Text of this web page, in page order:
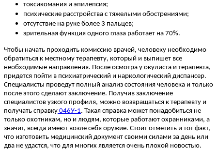
токсикомания и эпилепсия;
психические расстройства с тяжелыми обострениями;
отсутствие на руке более 3 пальцев;
зрительная функция одного глаза работает на 70%.
Чтобы начать проходить комиссию врачей, человеку необходимо
обратиться к местному терапевту, который и выпишет все
необходимые направления. После осмотра у окулиста и терапевта,
придется пойти в психиатрический и наркологический диспансер.
Специалисты проведут полный анализ состояния человека и только
после этого сделают заключение. Получив заключение
специалистов узкого профиля, можно возвращаться к терапевту и
получать справку 046У-1. Такая справка может понадобиться не
только охотникам, но и людям, которые работают охранниками, а
значит, всегда имеют возле себя оружие. Стоит отметить и тот факт,
что изготовить медицинский документ своими силами за день или
два не удастся, что для многих является очень плохой новостью.